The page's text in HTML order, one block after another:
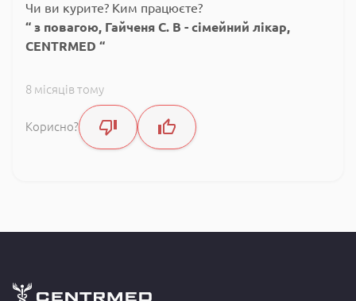
Чи ви курите? Ким працюєте?
з повагою, Гайченя С. В - сімейний лікар,
CENTRMED
8 місяців тому
Корисно?